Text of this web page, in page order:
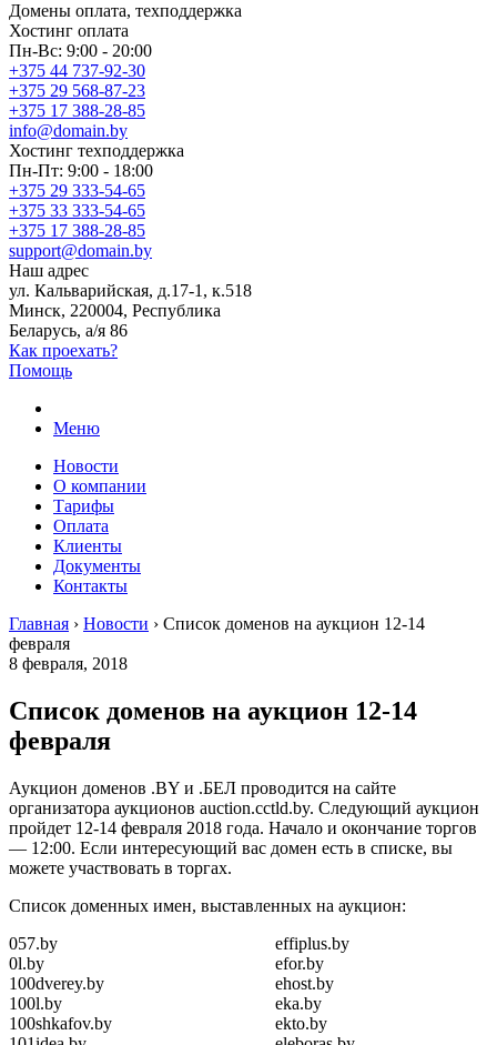
Домены оплата, техподдержка
Хостинг оплата
Пн-Вс: 9:00 - 20:00
+375 44 737-92-30
+375 29 568-87-23
+375 17 388-28-85
info@domain.by
Хостинг техподдержка
Пн-Пт: 9:00 - 18:00
+375 29 333-54-65
+375 33 333-54-65
+375 17 388-28-85
support@domain.by
Наш адрес
ул. Кальварийская, д.17-1, к.518
Минск, 220004, Республика
Беларусь, а/я 86
Как проехать?
Помощь
Меню
Новости
О компании
Тарифы
Оплата
Клиенты
Документы
Контакты
Главная › Новости › Список доменов на аукцион 12-14
февраля
8 февраля, 2018
Список доменов на аукцион 12-14
февраля
Аукцион доменов .BY и .БЕЛ проводится на сайте
организатора аукционов auction.cctld.by. Следующий аукцион
пройдет 12-14 февраля 2018 года. Начало и окончание торгов
— 12:00. Если интересующий вас домен есть в списке, вы
можете участвовать в торгах.
Список доменных имен, выставленных на аукцион:
057.by
0l.by
100dverey.by
100l.by
100shkafov.by
effiplus.by
efor.by
ehost.by
eka.by
ekto.by